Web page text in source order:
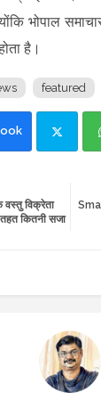
भोपाल
है।
featured
tte
विक्रेता
तहत कितनी सजा